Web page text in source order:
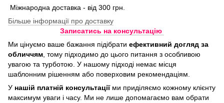
Міжнародна доставка - від 300 грн.
Більше інформації про доставку
Записатись на консультацію
Ми цінуємо ваше бажання підібрати ефективний догляд за
обличчям, тому підходимо до цього питання з особливою
увагою та турботою. У нашому підході немає місця
шаблонним рішенням або поверховим рекомендаціям.
У нашій платній консультаціїми приділяємо кожному клієнту
максимум уваги і часу. Ми не лише допомагаємо вам обрати